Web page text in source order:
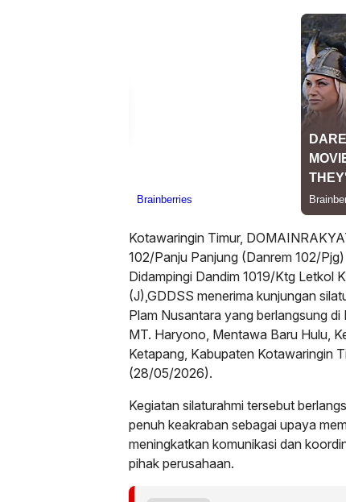
Kotawaringin Timur,
102/Panju Panjung (Danrem 102/
Didampingi Dandim 1019/Ktg Letkol
(J),GDDSS menerima kunjungan
Plam Nusantara yang berlangsung di
MT. Haryono, Mentawa Baru Hulu,
Ketapang, Kabupaten Kotawaringin
(28/05/2026).
Kegiatan silaturahmi tersebut
penuh keakraban sebagai upaya
meningkatkan komunikasi dan
pihak perusahaan.